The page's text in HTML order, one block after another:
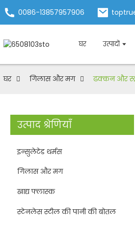
0086-13857957906
घर उत्पादों
घर गिलास और मग ढक्कन और
उत्पाद श्रेणियाँ
इन्सुलेटेड थर्मस
गिलास और मग
खाद्य फ्लास्क
स्टेनलेस स्टील की पानी की बोतल